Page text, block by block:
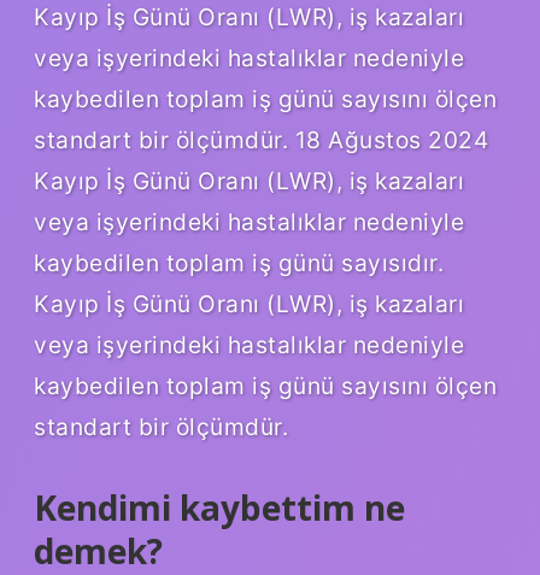
Kayıp İş Günü Oranı (LWR), iş kazaları
veya işyerindeki hastalıklar nedeniyle
kaybedilen toplam iş günü sayısını ölçen
standart bir ölçümdür. 18 Ağustos 2024
Kayıp İş Günü Oranı (LWR), iş kazaları
veya işyerindeki hastalıklar nedeniyle
kaybedilen toplam iş günü sayısıdır.
Kayıp İş Günü Oranı (LWR), iş kazaları
veya işyerindeki hastalıklar nedeniyle
kaybedilen toplam iş günü sayısını ölçen
standart bir ölçümdür.
Kendimi kaybettim ne
demek?